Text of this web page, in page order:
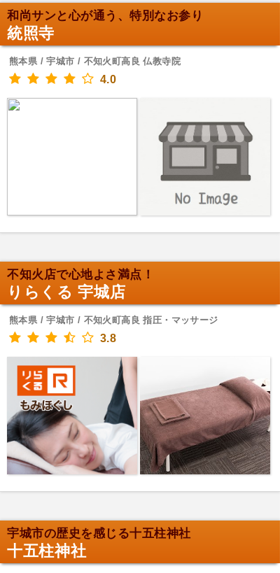
和尚サンと心が通う、特別なお参り
統照寺
熊本県 / 宇城市 / 不知火町高良 仏教寺院
4.0
不知火店で心地よさ満点！
りらくる 宇城店
熊本県 / 宇城市 / 不知火町高良 指圧・マッサージ
3.8
宇城市の歴史を感じる十五柱神社
十五柱神社